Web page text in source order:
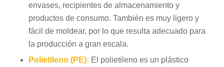
envases, recipientes de almacenamiento y
productos de consumo. También es muy ligero y
fácil de moldear, por lo que resulta adecuado para
la producción a gran escala.
Polietileno (PE): El polietileno es un plástico